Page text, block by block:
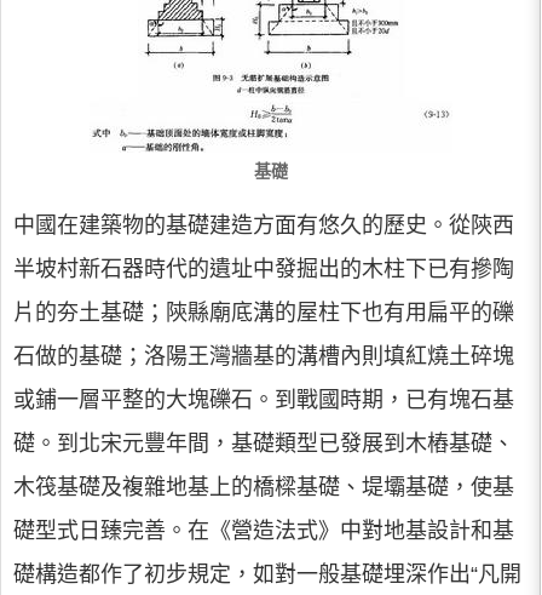
基礎
中國在建築物的基礎建造方面有悠久的歷史。從陝西
半坡村新石器時代的遺址中發掘出的木柱下已有摻陶
片的夯土基礎；陝縣廟底溝的屋柱下也有用扁平的礫
石做的基礎；洛陽王灣牆基的溝槽內則填紅燒土碎塊
或鋪一層平整的大塊礫石。到戰國時期，已有塊石基
礎。到北宋元豐年間，基礎類型已發展到木樁基礎、
木筏基礎及複雜地基上的橋樑基礎、堤壩基礎，使基
礎型式日臻完善。在《營造法式》中對地基設計和基
礎構造都作了初步規定，如對一般基礎埋深作出“凡開